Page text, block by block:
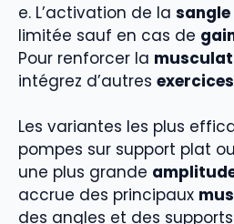
e. L’activation de la
limitée sauf en cas de
Pour renforcer la
intégrez d’autres exercices
Les variantes les plus
pompes sur support plat
une plus grande
accrue des principaux
des angles et des